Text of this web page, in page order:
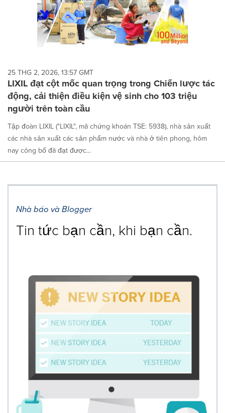
25 THG 2, 2026, 13:57 GMT
LIXIL đạt cột mốc quan trọng trong Chiến lược tác
động, cải thiện điều kiện vệ sinh cho 103 triệu
người trên toàn cầu
Tập đoàn LIXIL ("LIXIL", mã chứng khoán TSE: 5938), nhà sản xuất
các nhà sản xuất các sản phẩm nước và nhà ở tiên phong, hôm
nay công bố đã đạt được...
Nhà báo và Blogger
Tin tức bạn cần, khi bạn cần.